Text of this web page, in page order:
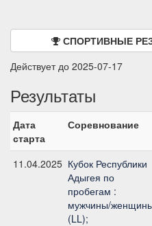
СПОРТИВНЫЕ
Действует до 2025-07-17
Результаты
Дата
старта
Соревнование
11.04.2025 Кубок Республики
Адыгея по
пробегам :
мужчины/
(LL);